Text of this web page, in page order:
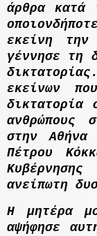
άρθρα κατά
εκείνη
γέννησε τη
εκείνων
δικτατορία
ανθρώπους
στην
Πέτρου
ανείπωτη
Η µητέρα
αψήφησε